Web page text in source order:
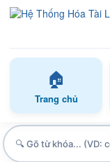
🏠
Trang chủ